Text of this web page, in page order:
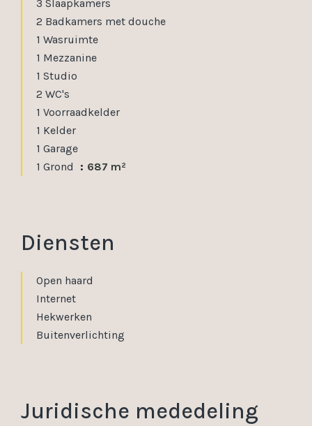
3 Slaapkamers
2 Badkamers met douche
1 Wasruimte
1 Mezzanine
1 Studio
2 WC's
1 Voorraadkelder
1 Kelder
1 Garage
1 Grond
687 m²
Diensten
Open haard
Internet
Hekwerken
Buitenverlichting
Juridische mededeling